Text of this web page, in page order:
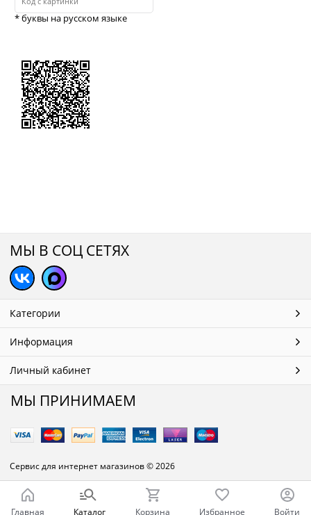
* буквы на русском языке
МЫ В СОЦ СЕТЯХ
Категории
Информация
Личный кабинет
МЫ ПРИНИМАЕМ
Сервис для интернет магазинов© 2026
Главная Каталог Корзина Избранное Войти